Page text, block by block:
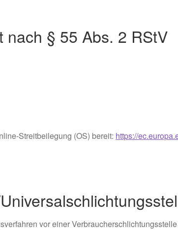
§ 55 Abs. 2 RStV
Streitbeilegung (OS) bereit: https://
vor einer